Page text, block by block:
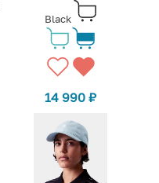
Black
14 990₽